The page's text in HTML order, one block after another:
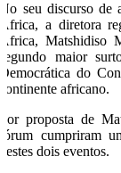
No seu discurso de
África, a diretora
África, Matshidiso
segundo maior
Democrática do
continente africano.
Por proposta de
fórum cumpriram
destes dois eventos.